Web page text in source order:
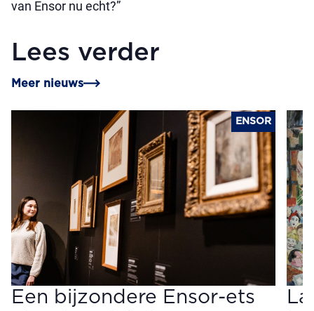
van Ensor nu echt?”
Lees verder
Meer nieuws
ENSOR
Een bijzondere Ensor-ets